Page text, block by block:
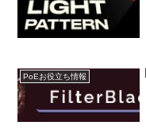
PoEお役立ち情報